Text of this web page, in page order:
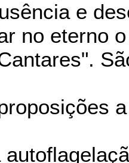
e
no eterno